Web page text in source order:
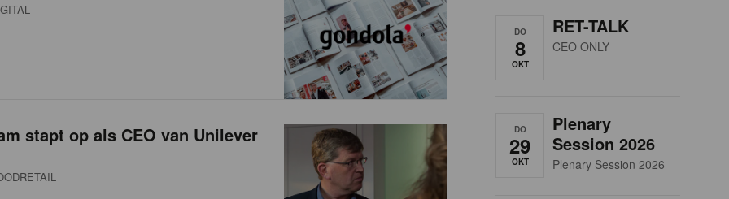
stapt op als CEO van Unilever
DO
8
OKT
RET-TALK
CEO ONLY
DO
29
OKT
Plenary
Session 2026
Plenary Session 2026